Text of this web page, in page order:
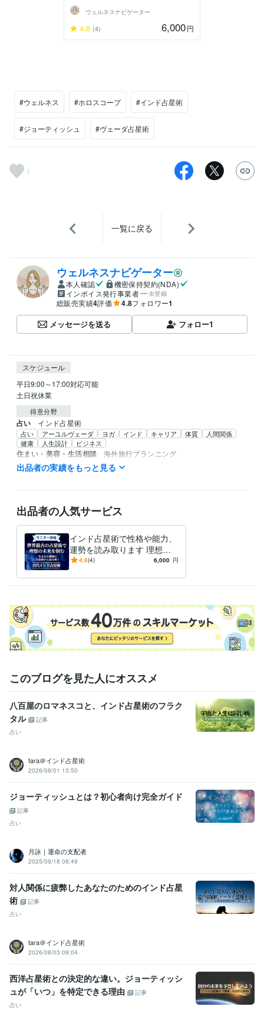
ウェルネスナビゲーター
4.8 (4) 6,000円
#ウェルネス #ホロスコープ #インド占星術
#ジョーティッシュ #ヴェーダ占星術
1
一覧に戻る
ウェルネスナビゲーター
本人確認
機密保持契約(NDA)
インボイス発行事業者
未登録
総販売実績4評価 4.8フォロワー1
メッセージを送る フォロー1
スケジュール
平日9:00～17:00対応可能
土日祝休業
得意分野
占い インド占星術
占い アーユルヴェーダ ヨガ インド キャリア 体質
人間関係
健康
人生設計 ビジネス
住まい・美容・生活相談 海外旅行プランニング
旅行 お出掛けの相談 アーユルヴェーダ
語学力
英語 ビジネスレベル
スペイン語 日常会話レベル
出品者の実績をもっと見る
出品者の人気サービス
インド占星術で性格や能力、
運勢を読み取ります 理想の
未来を掴むための行動・決断
4.8(4) 6,000 円
このブログを見た人にオススメ
八百屋のロマネスコと、インド占星術のフラク
タル
記事
占い
tara＠インド占星術
2026/08/01 13:50
ジョーティッシュとは？初心者向け完全ガイド
記事
占い
月詠｜運命の支配者
2025/09/18 08:49
対人関係に疲弊したあなたのためのインド占星
術
記事
占い
tara＠インド占星術
2026/08/03 09:04
西洋占星術との決定的な違い。ジョーティッシ
ュが「いつ」を特定できる理由
記事
占い